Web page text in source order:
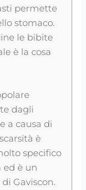
permette
stomaco.
le bibite
è la cosa
dagli
a causa di
è
specifico
ed è un
Gaviscon.